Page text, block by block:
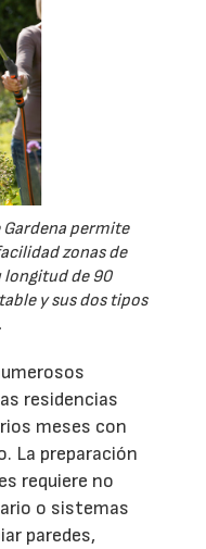
permite
zonas de
longitud de 90
y sus dos tipos
residencias
meses con
La preparación
requiere no
o sistemas
paredes,